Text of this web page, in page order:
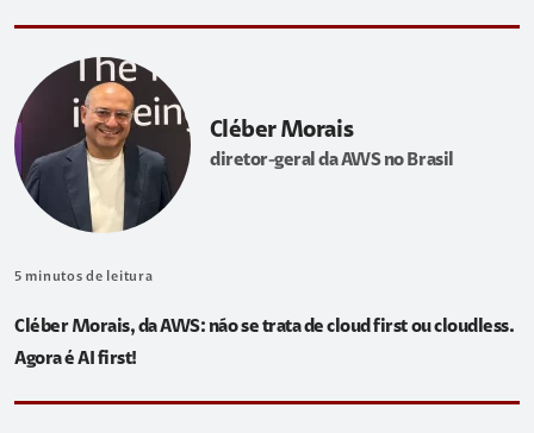
Cléber Morais
diretor-geral da AWS no Brasil
5 minutos de leitura
Cléber Morais, da AWS: não se trata de cloud first ou cloudless.
Agora é AI first!